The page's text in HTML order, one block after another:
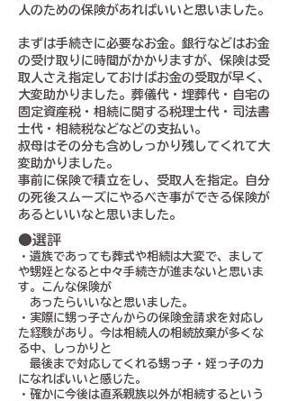
人のための保険があればいいと思いました。
まずは手続きに必要なお金。銀行などはお金
の受け取りに時間がかかりますが、保険は受
取人さえ指定しておけばお金の受取が早く、
大変助かりました。葬儀代・埋葬代・自宅の
固定資産税・相続に関する税理士代・司法書
士代・相続税などなどの支払い。
叔母はその分も含めしっかり残してくれて大
変助かりました。
事前に保険で積立をし、受取人を指定。自分
の死後スムーズにやるべき事ができる保険が
あるといいなと思いました。
●選評
・遺族であっても葬式や相続は大変で、まして
や甥姪となると中々手続きが進まないと思いま
す。こんな保険が
あったらいいなと思いました。
・実際に甥っ子さんからの保険金請求を対応し
た経験があり。今は相続人の相続放棄が多くな
る中、しっかりと
最後まで対応してくれる甥っ子・姪っ子の力
になればいいと感じた。
・確かに今後は直系親族以外が相続するという